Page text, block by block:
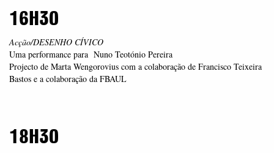
16H30
Acção/DESENHO CÍVICO
Uma performance para Nuno Teotónio Pereira
Projecto de Marta Wengorovius com a colaboração de Francisco Teixeira
Bastos e a colaboração da FBAUL
18H30